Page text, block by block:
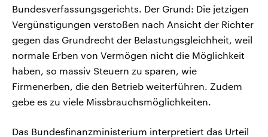
Bundesverfassungsgerichts. Der Grund: Die jetzigen
Vergünstigungen verstoßen nach Ansicht der Richter
gegen das Grundrecht der Belastungsgleichheit, weil
normale Erben von Vermögen nicht die Möglichkeit
haben, so massiv Steuern zu sparen, wie
Firmenerben, die den Betrieb weiterführen. Zudem
gebe es zu viele Missbrauchsmöglichkeiten.
Das Bundesfinanzministerium interpretiert das Urteil